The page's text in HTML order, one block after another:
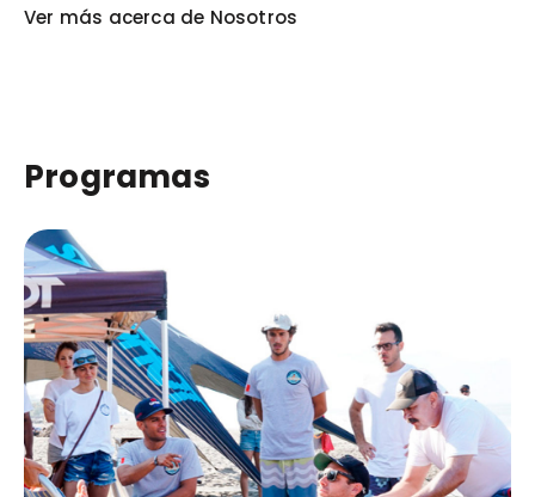
Ver más acerca de Nosotros
Programas